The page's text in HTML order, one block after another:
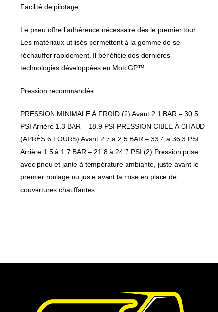
Facilité de pilotage
Le pneu offre l’adhérence nécessaire dès le premier tour.
Les matériaux utilisés permettent à la gomme de se
réchauffer rapidement. Il bénéficie des dernières
technologies développées en MotoGP™.
Pression recommandée
PRESSION MINIMALE À FROID (2) Avant 2.1 BAR – 30.5
PSI Arrière 1.3 BAR – 18.9 PSI PRESSION CIBLE À CHAUD
(APRÈS 6 TOURS) Avant 2.3 à 2.5 BAR – 33.4 à 36.3 PSI
Arrière 1.5 à 1.7 BAR – 21.8 à 24.7 PSI (2) Pression prise
avec pneu et jante à température ambiante, juste avant le
premier roulage ou juste avant la mise en place de
couvertures chauffantes.